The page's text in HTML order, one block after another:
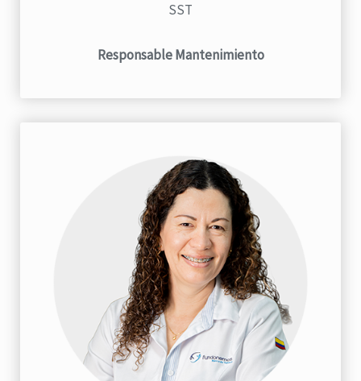
SST
Responsable Mantenimiento